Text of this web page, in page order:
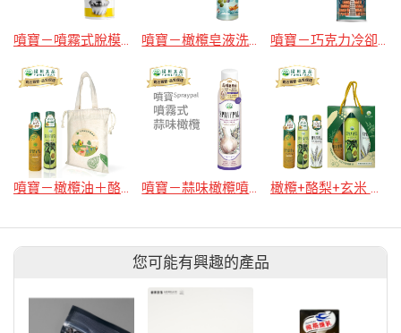
噴寶－噴霧式脫模烤盤油 噴寶－橄欖皂液洗滌泡沫慕斯 噴寶－巧克力冷卻劑
噴寶－橄欖油＋酪梨油+多功能帆布束口袋 噴寶－蒜味橄欖噴霧油 橄欖+酪梨+玄米 噴霧油 禮盒組
您可能有興趣的產品